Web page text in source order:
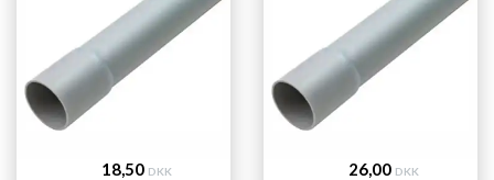
18,50 DKK 26,00 DKK